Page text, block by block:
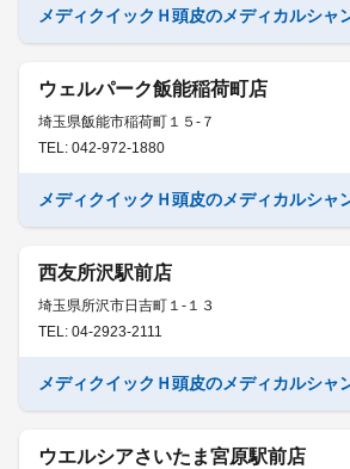
メディクイックＨ頭皮のメディカルシ
ウェルパーク飯能稲荷町店
埼玉県飯能市稲荷町１５-７
TEL: 042-972-1880
メディクイックＨ頭皮のメディカルシ
西友所沢駅前店
埼玉県所沢市日吉町１-１３
TEL: 04-2923-2111
メディクイックＨ頭皮のメディカルシ
ウエルシアさいたま宮原駅前店